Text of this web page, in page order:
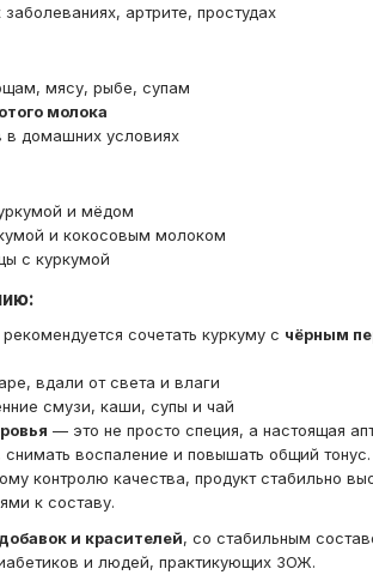
артрите, простудах
мясу, рыбе, супам
молока
домашних условиях
и мёдом
и кокосовым молоком
с куркумой
сочетать куркуму с чёрным
вдали от света и влаги
смузи, каши, супы и чай
— это не просто специя, а настоящая
снимать воспаление и повышать общий
контролю качества, продукт стабильно
к составу.
и красителей, со стабильным
и людей, практикующих ЗОЖ.